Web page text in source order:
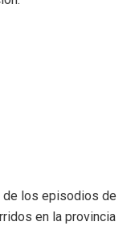
de los episodios de
en la provincia